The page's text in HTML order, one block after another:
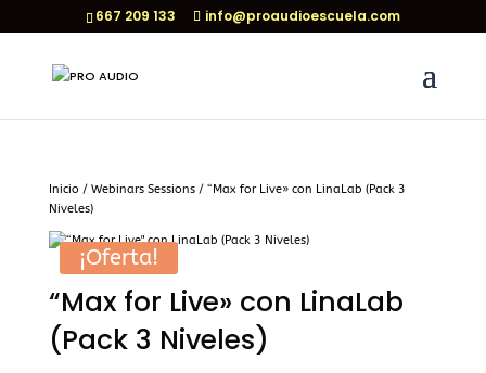
667 209 133 info@proaudioescuela.com
Inicio / Webinars Sessions/ “Max for Live» con LinaLab (Pack 3
Niveles)
¡Oferta!
“Max for Live» con LinaLab
(Pack 3 Niveles)